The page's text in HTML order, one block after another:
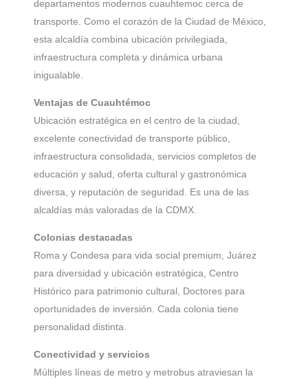
departamentos modernos cuauhtemoc cerca de
transporte. Como el corazón de la Ciudad de México,
esta alcaldía combina ubicación privilegiada,
infraestructura completa y dinámica urbana
inigualable.
Ventajas de Cuauhtémoc
Ubicación estratégica en el centro de la ciudad,
excelente conectividad de transporte público,
infraestructura consolidada, servicios completos de
educación y salud, oferta cultural y gastronómica
diversa, y reputación de seguridad. Es una de las
alcaldías más valoradas de la CDMX.
Colonias destacadas
Roma y Condesa para vida social premium, Juárez
para diversidad y ubicación estratégica, Centro
Histórico para patrimonio cultural, Doctores para
oportunidades de inversión. Cada colonia tiene
personalidad distinta.
Conectividad y servicios
Múltiples líneas de metro y metrobus atraviesan la